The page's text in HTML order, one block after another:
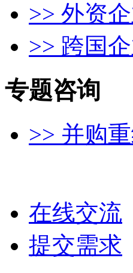
>> 外资
>> 跨国
专题咨询
>> 并购
在线交流
提交需求